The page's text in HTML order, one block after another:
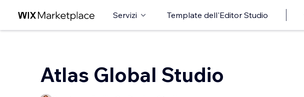
Servizi Template dell'Editor Studio
Atlas Global Studio